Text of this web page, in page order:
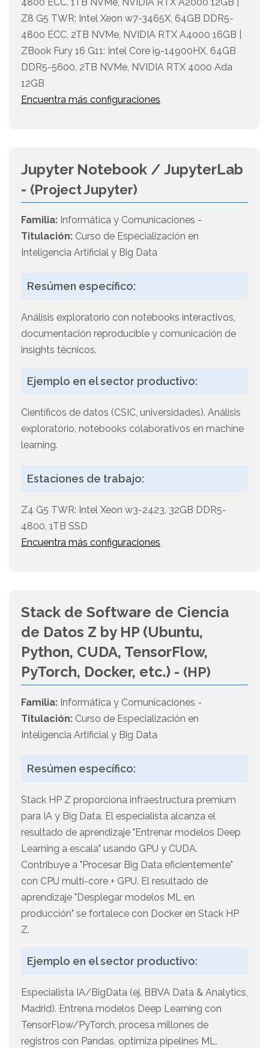
Z8 G5 TWR: Intel Xeon w7-3465X, 64GB DDR5-
4800 ECC, 2TB NVMe, NVIDIA RTX A4000 16GB |
ZBook Fury 16 G11: Intel Core i9-14900HX, 64GB
DDR5-5600, 2TB NVMe, NVIDIA RTX 4000 Ada
12GB
Encuentra más configuraciones
Jupyter Notebook / JupyterLab
- (Project Jupyter)
Familia: Informática y Comunicaciones -
Titulación: Curso de Especialización en
Inteligencia Artificial y Big Data
Resúmen específico:
Análisis exploratorio con notebooks interactivos,
documentación reproducible y comunicación de
insights técnicos.
Ejemplo en el sector productivo:
Científicos de datos (CSIC, universidades). Análisis
exploratorio, notebooks colaborativos en machine
learning.
Estaciones de trabajo:
Z4 G5 TWR: Intel Xeon w3-2423, 32GB DDR5-
4800, 1TB SSD
Encuentra más configuraciones
Stack de Software de Ciencia
de Datos Z by HP (Ubuntu,
Python, CUDA, TensorFlow,
PyTorch, Docker, etc.) - (HP)
Familia: Informática y Comunicaciones -
Titulación: Curso de Especialización en
Inteligencia Artificial y Big Data
Resúmen específico:
Stack HP Z proporciona infraestructura premium
para IA y Big Data. El especialista alcanza el
resultado de aprendizaje "Entrenar modelos Deep
Learning a escala" usando GPU y CUDA.
Contribuye a "Procesar Big Data eficientemente"
con CPU multi-core + GPU. El resultado de
aprendizaje "Desplegar modelos ML en
producción" se fortalece con Docker en Stack HP
Z.
Ejemplo en el sector productivo:
Especialista IA/BigData (ej. BBVA Data & Analytics,
Madrid). Entrena modelos Deep Learning con
TensorFlow/PyTorch, procesa millones de
registros con Pandas, optimiza pipelines ML.